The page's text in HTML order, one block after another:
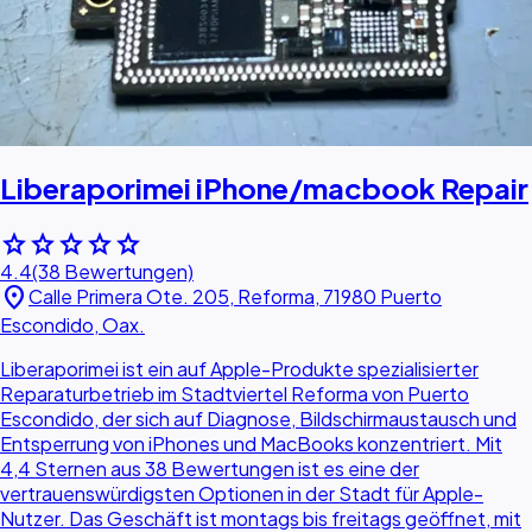
Liberaporimei iPhone/macbook Repair
starstarstarstarstar
4.4(38 Bewertungen)
location_onCalle Primera Ote. 205, Reforma, 71980 Puerto
Escondido, Oax.
Liberaporimei ist ein auf Apple-Produkte spezialisierter
Reparaturbetrieb im Stadtviertel Reforma von Puerto
Escondido, der sich auf Diagnose, Bildschirmaustausch und
Entsperrung von iPhones und MacBooks konzentriert. Mit
4,4 Sternen aus 38 Bewertungen ist es eine der
vertrauenswürdigsten Optionen in der Stadt für Apple-
Nutzer. Das Geschäft ist montags bis freitags geöffnet, mit